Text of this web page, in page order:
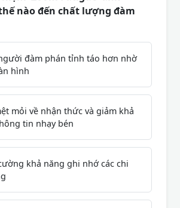
nào đến chất lượng đàm
đàm phán tỉnh táo hơn nhờ
hình
mỏi về nhận thức và giảm khả
tin nhạy bén
khả năng ghi nhớ các chi